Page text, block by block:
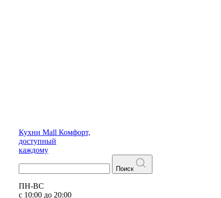
Кухни Mall Комфорт,
доступный
каждому
Поиск
ПН-ВС
с 10:00 до 20:00